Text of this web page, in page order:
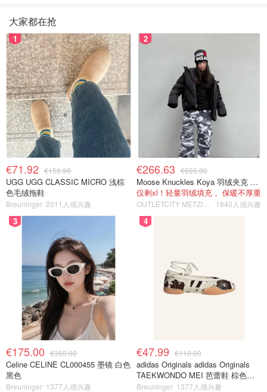
大家都在抢
1
€71.92 €159.99
UGG UGG CLASSIC MICRO 浅棕
色毛绒拖鞋
Breuninger 2011人感兴趣
2
€266.63 €695.00
Moose Knuckles Koya 羽绒夹克 黑色
仅剩xl！轻量羽绒填充， 保暖不厚重
1840人感兴趣
3
€175.00 €350.00
Celine CELINE CL000455 墨镜 白色
黑色
Breuninger 1377人感兴趣
4
€47.99 €110.00
adidas Originals adidas Originals
TAEKWONDO MEI 芭蕾鞋 棕色米
色
Breuninger 1377人感兴趣